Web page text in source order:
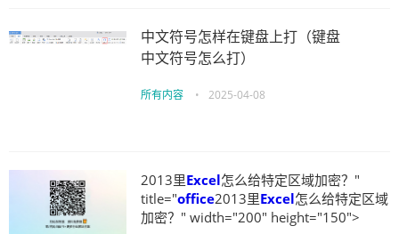
中文符号怎样在键盘上打（键盘
中文符号怎么打）
所有内容 • 2025-04-08
2013里Excel怎么给特定区域加密？"
title="office2013里Excel怎么给特定区域
加密？" width="200" height="150">